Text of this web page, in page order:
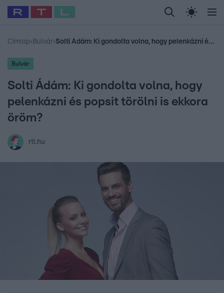
Legfrissebb RTL Híradó Randi Celeb vagyok,
Babits Marcella Most Wanted Gallusz
Címlap› Bulvár› Solti Ádám: Ki gondolta volna, hogy pelenkázni és popsit törölni is ekkora öröm?
Bulvár
Solti Ádám: Ki gondolta volna, hogy
pelenkázni és popsit törölni is ekkora
öröm?
rtl.hu